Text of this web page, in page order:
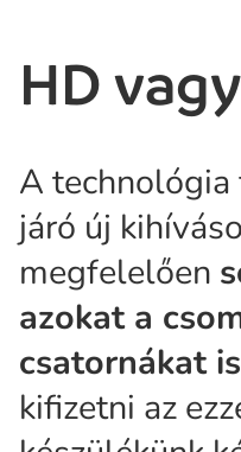
HD
A
járó új
megfelelően
azokat a
csatornákat
kifizetni az